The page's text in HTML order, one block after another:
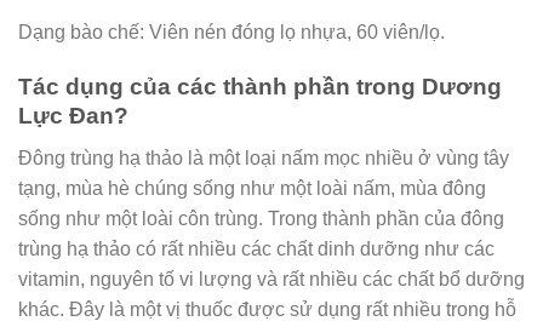
Dạng bào chế: Viên nén đóng lọ nhựa, 60 viên/lọ.
Tác dụng của các thành phần trong Dương
Lực Đan?
Đông trùng hạ thảo là một loại nấm mọc nhiều ở vùng tây
tạng, mùa hè chúng sống như một loài nấm, mùa đông
sống như một loài côn trùng. Trong thành phần của đông
trùng hạ thảo có rất nhiều các chất dinh dưỡng như các
vitamin, nguyên tố vi lượng và rất nhiều các chất bổ dưỡng
khác. Đây là một vị thuốc được sử dụng rất nhiều trong hỗ